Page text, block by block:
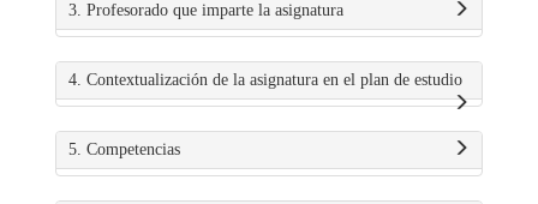
3. Profesorado que imparte la asignatura
4. Contextualización de la asignatura en el plan de estudio
5. Competencias